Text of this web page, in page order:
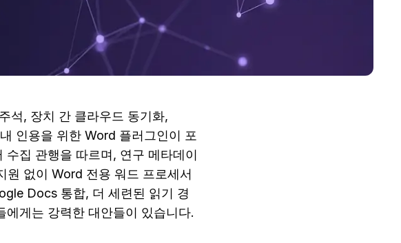
석, 장치 간 클라우드 동기화,
인용을 위한 Word 플러그인이 포
집 관행을 따르며, 연구 메타데이
없이 Word 전용 워드 프로세서
Docs 통합, 더 세련된 읽기 경
게는 강력한 대안들이 있습니다.